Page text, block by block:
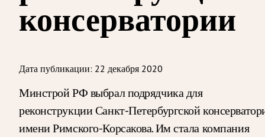
консерватории
Дата публикации: 22 декабря 2020
Минстрой РФ выбрал подрядчика для
реконструкции Санкт-Петербургской
имени Римского-Корсакова. Им стала компания